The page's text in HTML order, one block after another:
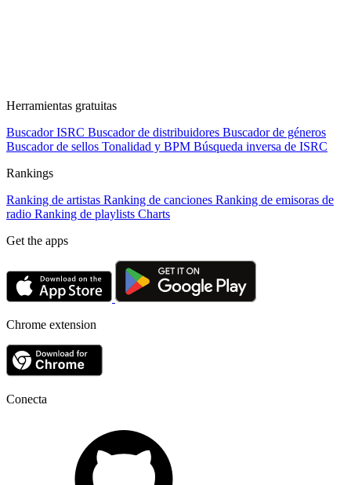
Herramientas gratuitas
Buscador ISRC Buscador de distribuidores Buscador de géneros
Buscador de sellos Tonalidad y BPM Búsqueda inversa de ISRC
Rankings
Ranking de artistas Ranking de canciones Ranking de emisoras de
radio Ranking de playlists Charts
Get the apps
Chrome extension
Conecta